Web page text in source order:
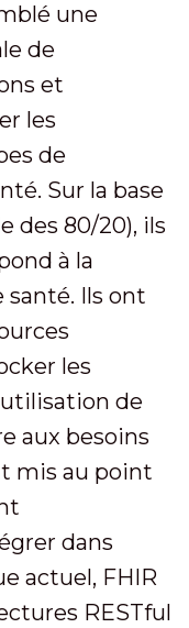
une
de
et
les
de
Sur la base
des 80/20), ils
à la
santé. Ils ont
les
de
aux besoins
mis au point
dans
actuel, FHIR
RESTful